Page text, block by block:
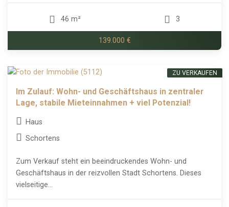
46 m² 3
139.000 €
Im Zulauf: Wohn- und Geschäftshaus in zentraler
Lage, stabile Mieteinnahmen + viel Potenzial!
Haus
Schortens
Zum Verkauf steht ein beeindruckendes Wohn- und
Geschäftshaus in der reizvollen Stadt Schortens. Dieses
vielseitige...
ZU VERKAUFEN